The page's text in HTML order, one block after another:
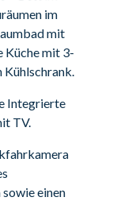
im
mit
Küche mit 3-
Kühlschrank.
Integrierte
TV.
einen